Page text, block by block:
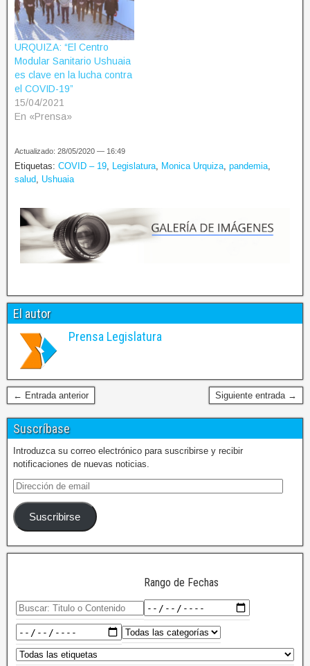
URQUIZA: “El Centro
Modular Sanitario Ushuaia
es clave en la lucha contra
el COVID-19”
15/04/2021
En «Prensa»
Actualizado: 28/05/2020 — 16:49
Etiquetas: COVID – 19 Legislatura Monica Urquiza pandemia
salud Ushuaia
El autor
Prensa Legislatura
← Entrada anterior Siguiente entrada →
Suscríbase
Introduzca su correo electrónico para suscribirse y recibir
notificaciones de nuevas noticias.
Suscribirse
Rango de Fechas